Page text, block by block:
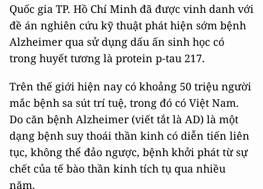
Quốc gia TP. Hồ Chí Minh đã được vinh danh với
đề án nghiên cứu kỹ thuật phát hiện sớm bệnh
Alzheimer qua sử dụng dấu ấn sinh học có
trong huyết tương là protein p-tau 217.
Trên thế giới hiện nay có khoảng 50 triệu người
mắc bệnh sa sút trí tuệ, trong đó có Việt Nam.
Do căn bệnh Alzheimer (viết tắt là AD) là một
dạng bệnh suy thoái thần kinh có diễn tiến liên
tục, không thể đảo ngược, bệnh khởi phát từ sự
chết của tế bào thần kinh tích tụ qua nhiều
năm.